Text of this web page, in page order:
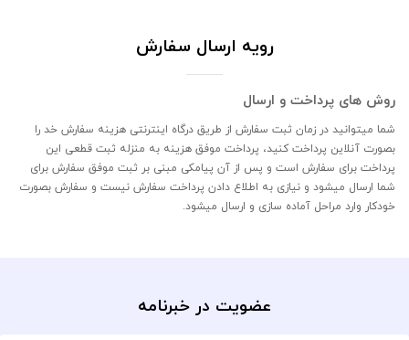
رویه ارسال سفارش
روش های پرداخت و ارسال
شما میتوانید در زمان ثبت سفارش از طریق درگاه اینترنتی هزینه سفارش خد را
بصورت آنلاین پرداخت کنید، پرداخت موفق هزینه به منزله ثبت قطعی این
پرداخت برای سفارش است و پس از آن پیامکی مبنی بر ثبت موفق سفارش برای
شما ارسال میشود و نیازی به اطلاع دادن پرداخت سفارش نیست و سفارش بصورت
خودکار وارد مراحل آماده سازی و ارسال میشود.
عضویت در خبرنامه